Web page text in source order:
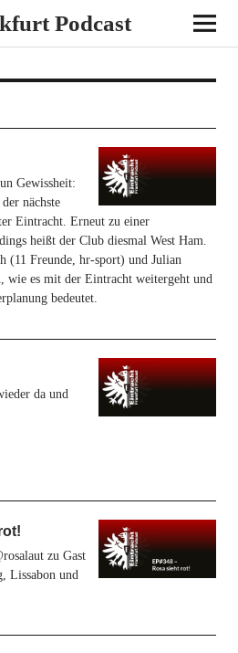
Podcast
Gewissheit:
nächste
Eintracht. Erneut zu einer
heißt der Club diesmal West Ham.
(11 Freunde, hr-sport) und Julian
wie es mit der Eintracht weitergeht und
bedeutet.
da und
zu Gast
Lissabon und